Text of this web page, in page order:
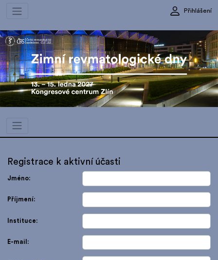
Přihlášení
Registrace k aktivní účasti
Jméno:
Příjmení:
Instituce:
E-mail: